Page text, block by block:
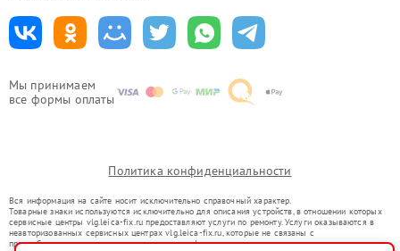
Мы принимаем
все формы оплаты
Политика конфиденциальности
Вся информация на сайте носит исключительно справочный характер.
Товарные знаки используются исключительно для описания устройств, в отношении которых
сервисные центры vlg.leica-fix.ru предоставляют услуги по ремонту. Услуги оказываются в
неавторизованных сервисных центрах vlg.leica-fix.ru, которые не связаны с
правообладателями товарных знаков или их официальными представителями.